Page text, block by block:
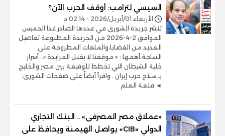
السيسي لترامب: أوقف الحرب الآن؟
الأربعاء 01/أبريل/2026 - 02:14 م
تنشر جريدة الشورى في عددها الصادر غدا الخميس
الموافق 2-4-2026 من الجريدة المطبوعة تفاصيل
العديد من القضايا،والملفات المطروحة على
الساحة،أهمها : « موقفنا لا يقبل المزايدة ».. أسرار
خلية الشيطان التي تخطط للوقيعة بين مصر والخليج
بـ سلاح حرب إيران . واقرأ أيضاً على صفحات الشورى:
◄ قلعة العلم
«عملاق مصر المصرفى» .. البنك التجاري
الدولي «CIB» يواصل الهيمنة ويحافظ على